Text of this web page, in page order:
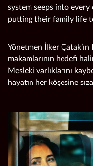
system seeps into
putting their family life
Yönetmen İlker
makamlarının hedefi
Mesleki varlıklarını
hayatın her köşesine